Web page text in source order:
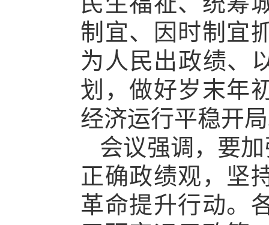
制宜、因时制宜
为人民出政绩、
划，做好岁末年
经济运行平稳开
会议强调，要
正确政绩观，坚
革命提升行动。